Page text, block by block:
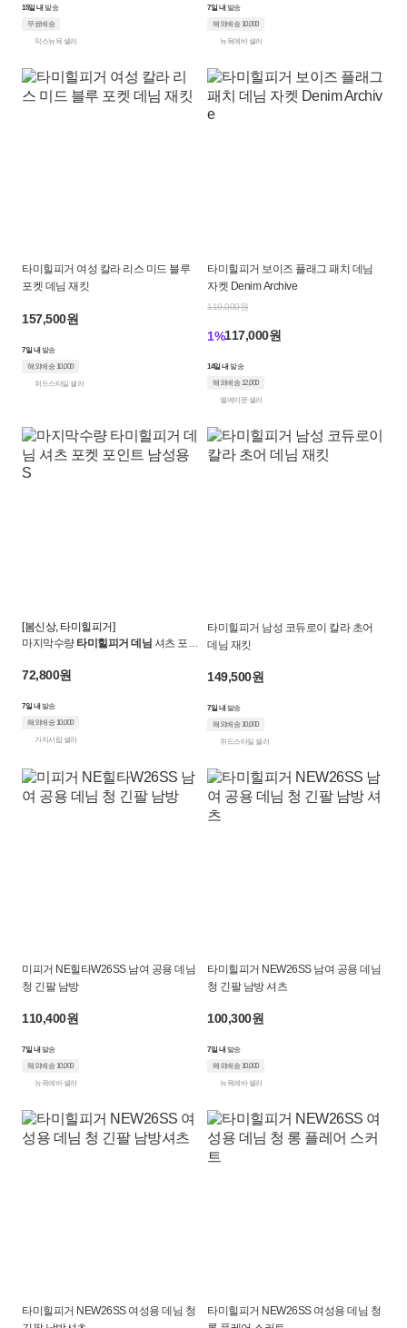
15일 내 발송
무료배송
믹스뉴욕 셀러
7일 내 발송
해외배송 10,000
뉴욕에바 셀러
타미힐피거 여성 칼라 리스 미드 블루
포켓 데님 재킷
157,500원
7일 내 발송
해외배송 10,000
위드스타일 셀러
타미힐피거 보이즈 플래그 패치 데님
자켓 Denim Archive
119,000원
1%117,000원
14일 내 발송
해외배송 12,000
엘에이문 셀러
[봄신상, 타미힐피거]
마지막수량 타미힐피거 데님 셔츠 포켓
72,800원
7일 내 발송
해외배송 10,000
가지서랍 셀러
타미힐피거 남성 코듀로이 칼라 초어
데님 재킷
149,500원
7일 내 발송
해외배송 10,000
위드스타일 셀러
미피거 NE힐타W26SS 남여 공용 데님
청 긴팔 남방
110,400원
7일 내 발송
해외배송 10,000
뉴욕에바 셀러
타미힐피거 NEW26SS 남여 공용 데님
청 긴팔 남방 셔츠
100,300원
7일 내 발송
해외배송 10,000
뉴욕에바 셀러
타미힐피거 NEW26SS 여성용 데님 청
타미힐피거 NEW26SS 여성용 데님 청